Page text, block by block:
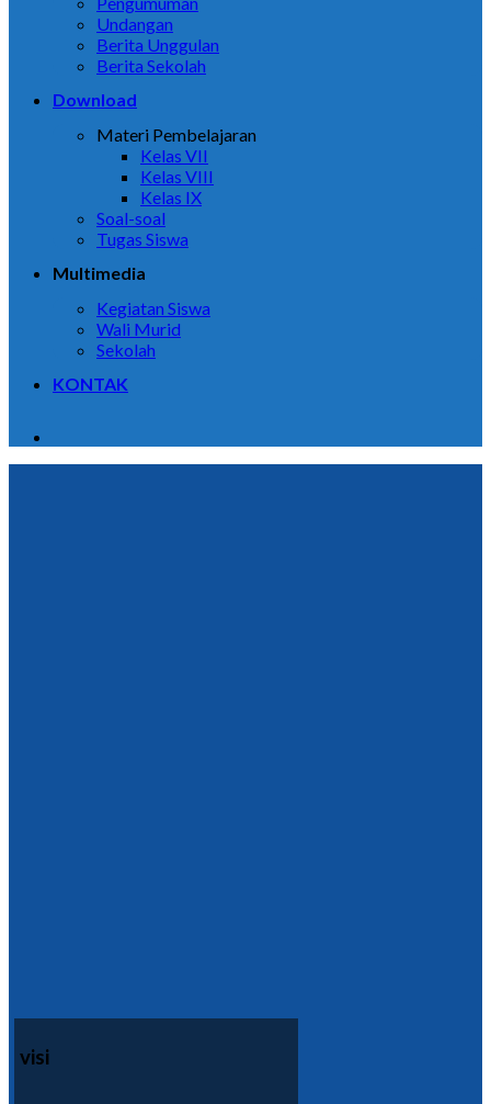
Undangan
Berita Unggulan
Berita Sekolah
Download
Materi Pembelajaran
Kelas VII
Kelas VIII
Kelas IX
Soal-soal
Tugas Siswa
Multimedia
Kegiatan Siswa
Wali Murid
Sekolah
KONTAK
visi